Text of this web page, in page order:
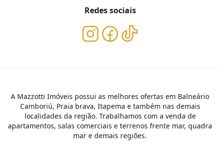
Redes sociais
A Mazzotti Imóveis possui as melhores ofertas em Balneário
Camboriú, Praia brava, Itapema e também nas demais
localidades da região. Trabalhamos com a venda de
apartamentos, salas comerciais e terrenos frente mar, quadra
mar e demais regiões.